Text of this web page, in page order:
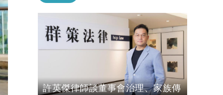
許英傑律師談董事會治理、家族傳